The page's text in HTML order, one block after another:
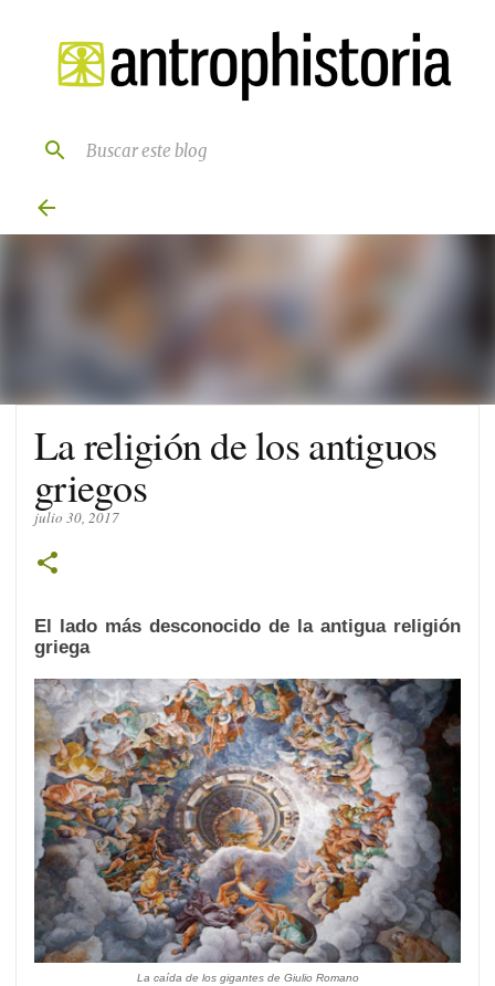
Ir al contenido principal
La religión de los antiguos
griegos
julio 30, 2017
El lado más desconocido de la antigua religión
griega
La caída de los gigantesde Giulio Romano